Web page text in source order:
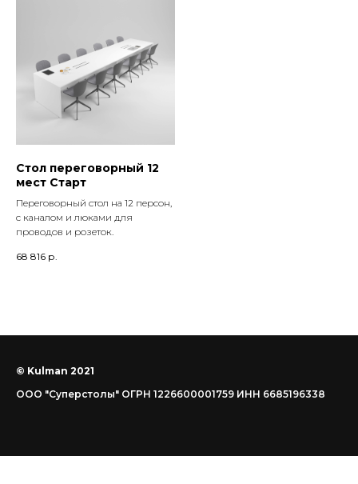
Стол переговорный 12
мест Старт
Переговорный стол на 12 персон,
с каналом и люками для
проводов и розеток.
68 816 р.
© Kulman 2021
ООО "Суперстолы" ОГРН 1226600001759 ИНН 6685196338